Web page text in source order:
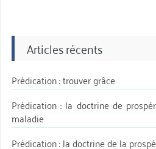
Articles récents
Prédication : trouver grâce
Prédication : la doctrine de
maladie
Prédication : la doctrine de la